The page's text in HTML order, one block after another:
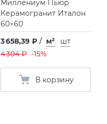
Миллениум Пьюр
Керамогранит Италон
60×60
3 658,39 ₽ / м²
шт
4 304 ₽ -15%
В корзину